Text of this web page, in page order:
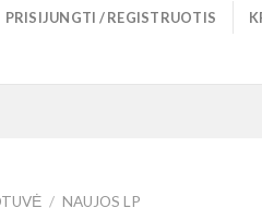
PRISIJUNGTI / REGISTRUOTIS
/ NAUJOS LP